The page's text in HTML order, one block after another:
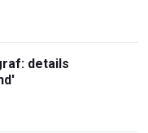
details